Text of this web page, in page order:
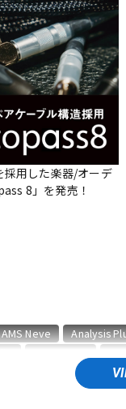
DTM オンラ
イン納品
採用した楽器/オーデ
8」を発売！
AMS Neve Analysis
CUSTOM TRY